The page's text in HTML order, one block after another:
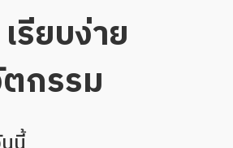
รียบง่าย
กรรม